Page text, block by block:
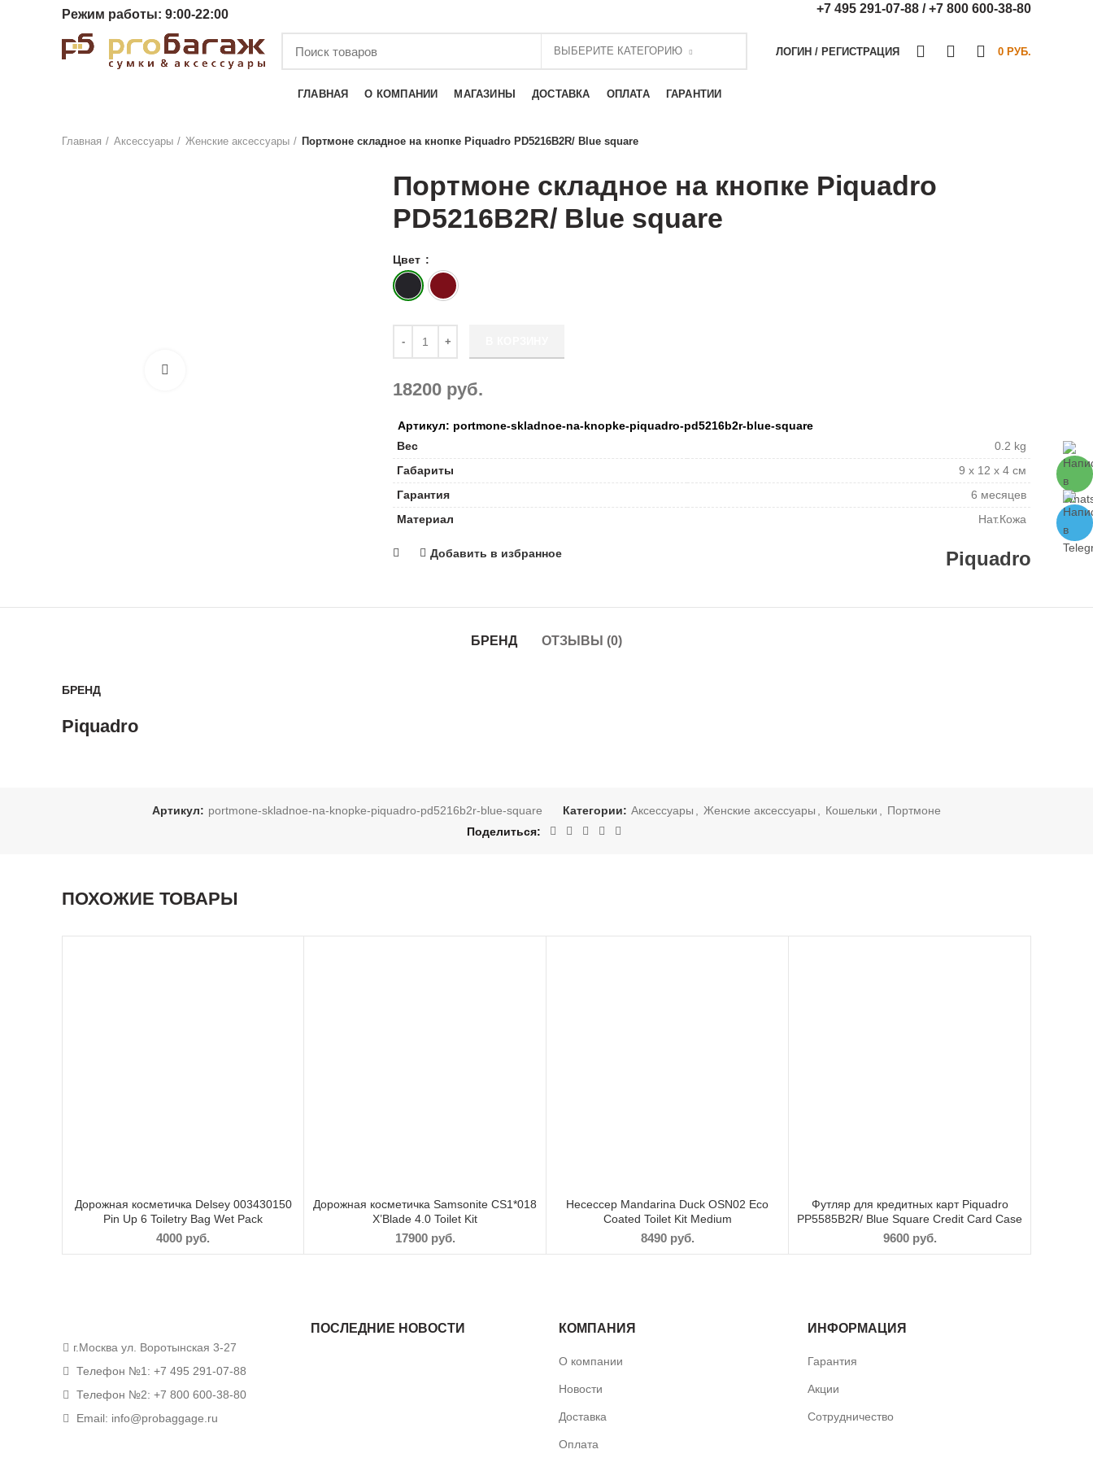
Режим работы: 9:00-22:00 +7 495 291-07-88 /+7 800 600-38-80
ВЫБЕРИТЕ КАТЕГОРИЮ ЛОГИН / РЕГИСТРАЦИЯ 0 РУБ.
ГЛАВНАЯ О КОМПАНИИ МАГАЗИНЫ ДОСТАВКА ОПЛАТА ГАРАНТИИ
Главная Аксессуары Женские аксессуары Портмоне складное на кнопке Piquadro PD5216B2R/ Blue square
Портмоне складное на кнопке Piquadro
PD5216B2R/ Blue square
Цвет
18200 руб.
Артикул: portmone-skladnoe-na-knopke-piquadro-pd5216b2r-blue-square
Вес
0.2 kg
Габариты
9 x 12 x 4 см
Гарантия
6 месяцев
Материал
Нат.Кожа
Добавить в избранное Piquadro
БРЕНД ОТЗЫВЫ (0)
БРЕНД
Piquadro
Артикул: portmone-skladnoe-na-knopke-piquadro-pd5216b2r-blue-square Категории: Аксессуары Женские аксессуары Кошельки
Портмоне
Поделиться
ПОХОЖИЕ ТОВАРЫ
Дорожная косметичка Delsey 003430150
Pin Up 6 Toiletry Bag Wet Pack
4000 руб.
Дорожная косметичка Samsonite CS1*018
X’Blade 4.0 Toilet Kit
17900руб.
Несессер Mandarina Duck OSN02 Eco
Coated Toilet Kit Medium
8490руб.
Футляр для кредитных карт Piquadro
PP5585B2R/ Blue Square Credit Card Case
9600руб.
г.Москва ул. Воротынская 3-27
Телефон №1: +7 495 291-07-88
Телефон №2: +7 800 600-38-80
Email: info@probaggage.ru
ПОСЛЕДНИЕ НОВОСТИ КОМПАНИЯ
О компании
Новости
Доставка
Оплата
ИНФОРМАЦИЯ
Гарантия
Акции
Сотрудничество